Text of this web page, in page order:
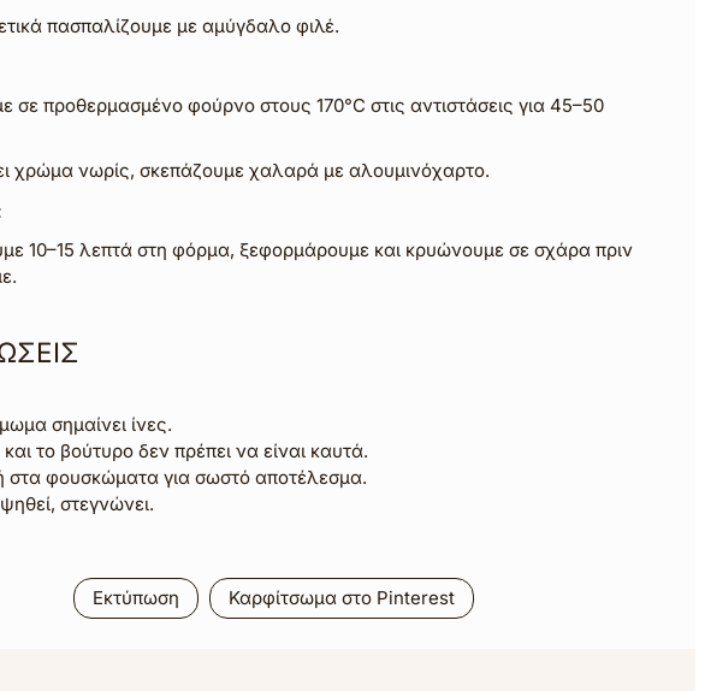
πασπαλίζουμε με αμύγδαλο φιλέ.
σε προθερμασμένο φούρνο στους 170°C στις αντιστάσεις για 45–50
χρώμα νωρίς, σκεπάζουμε χαλαρά με αλουμινόχαρτο.
10–15 λεπτά στη φόρμα, ξεφορμάρουμε και κρυώνουμε σε σχάρα πριν
σημαίνει ίνες.
το βούτυρο δεν πρέπει να είναι καυτά.
στα φουσκώματα για σωστό αποτέλεσμα.
στεγνώνει.
Εκτύπωση Καρφίτσωμα στο Pinterest